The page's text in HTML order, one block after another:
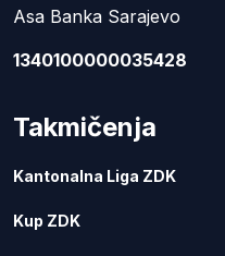
Asa Banka Sarajevo
1340100000035428
Takmičenja
Kantonalna Liga ZDK
Kup ZDK